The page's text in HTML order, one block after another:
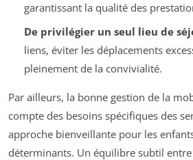
garantissant la qualité des
De privilégier un seul lieu de
liens, éviter les déplacements
pleinement de la convivialité.
Par ailleurs, la bonne gestion de la
compte des besoins spécifiques des
approche bienveillante pour les
déterminants. Un équilibre subtil